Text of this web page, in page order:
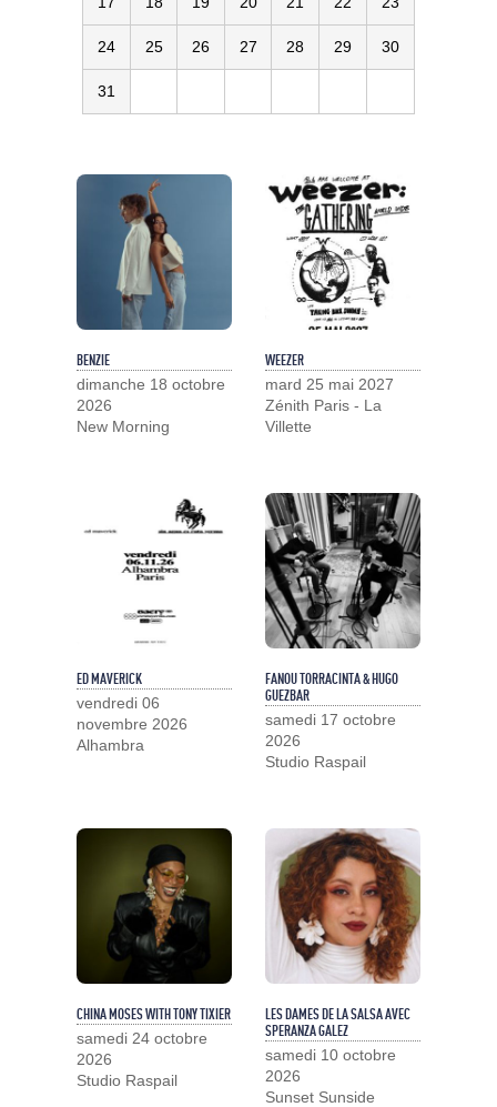
24 25 26 27 28 29 30
31
BENZIE
dimanche 18 octobre
2026
New Morning
WEEZER
mard 25 mai 2027
Zénith Paris - La
Villette
ED MAVERICK
vendredi 06
novembre 2026
Alhambra
FANOU TORRACINTA & HUGO
GUEZBAR
samedi 17 octobre
2026
Studio Raspail
CHINA MOSES WITH TONY TIXIER
samedi 24 octobre
2026
Studio Raspail
LES DAMES DE LA SALSA AVEC
SPERANZA GALEZ
samedi 10 octobre
2026
Sunset Sunside